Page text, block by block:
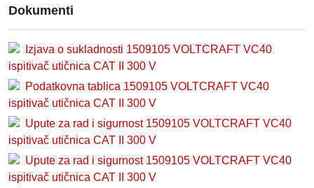
Dokumenti
Izjava o sukladnosti 1509105 VOLTCRAFT VC40
ispitivač utičnica CAT II 300 V
Podatkovna tablica 1509105 VOLTCRAFT VC40
ispitivač utičnica CAT II 300 V
Upute za rad i sigurnost 1509105 VOLTCRAFT VC40
ispitivač utičnica CAT II 300 V
Upute za rad i sigurnost 1509105 VOLTCRAFT VC40
ispitivač utičnica CAT II 300 V